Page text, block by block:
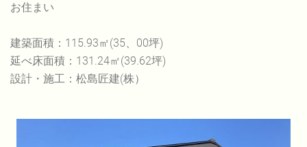
お住まい
建築面積：115.93㎡(35、00坪)
延べ床面積：131.24㎡(39.62坪)
設計・施工：松島匠建(株）